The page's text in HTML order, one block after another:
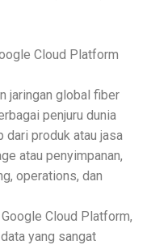
Cloud Platform
jaringan global fiber
penjuru dunia
dari produk atau jasa
atau penyimpanan,
operations, dan
Cloud Platform,
yang sangat